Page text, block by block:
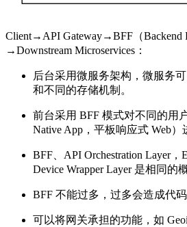
Client→API Gateway→BFF（Backend
→Downstream Microservices：
后台采用微服务架构，微服务
和不同的存储机制。
前台采用 BFF 模式对不同的用
Native App，平板响应式 Web）
BFF、API Orchestration Layer，
Device Wrapper Layer 是相同的
BFF 不能过多，过多会造成代码
可以将网关承担的功能，如